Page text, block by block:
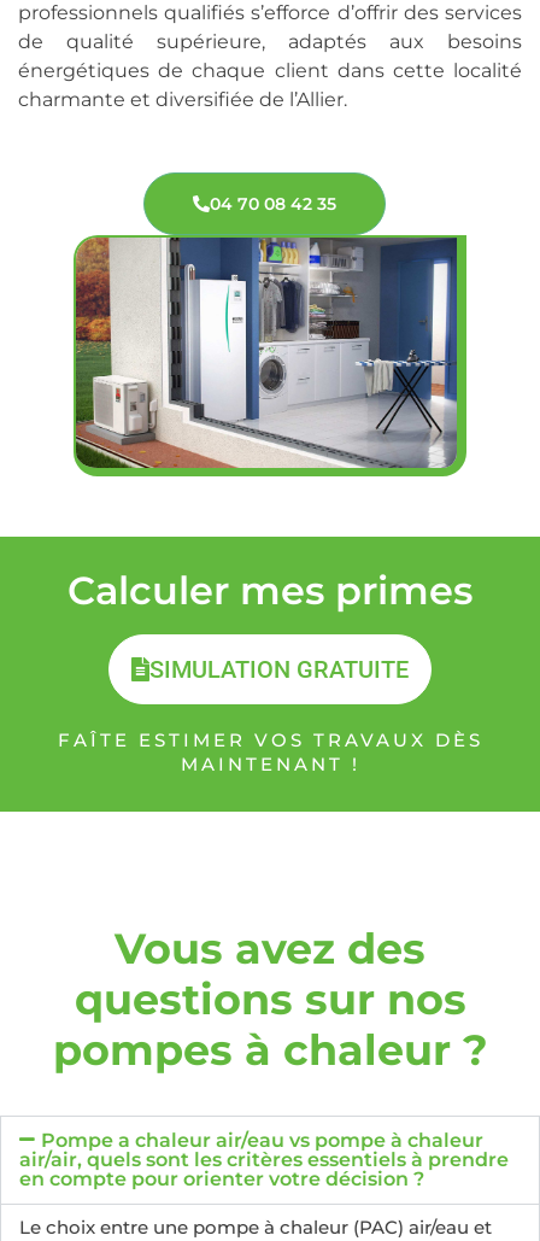
professionnels qualifiés s’efforce d’offrir des services
de qualité supérieure, adaptés aux besoins
énergétiques de chaque client dans cette localité
charmante et diversifiée de l’Allier.
04 70 08 42 35
Calculer mes primes
SIMULATION GRATUITE
FAÎTE ESTIMER VOS TRAVAUX DÈS
MAINTENANT !
Vous avez des
questions sur nos
pompes à chaleur ?
Pompe a chaleur air/eau vs pompe à chaleur
air/air, quels sont les critères essentiels à prendre
en compte pour orienter votre décision ?
Le choix entre une pompe à chaleur (PAC) air/eau et